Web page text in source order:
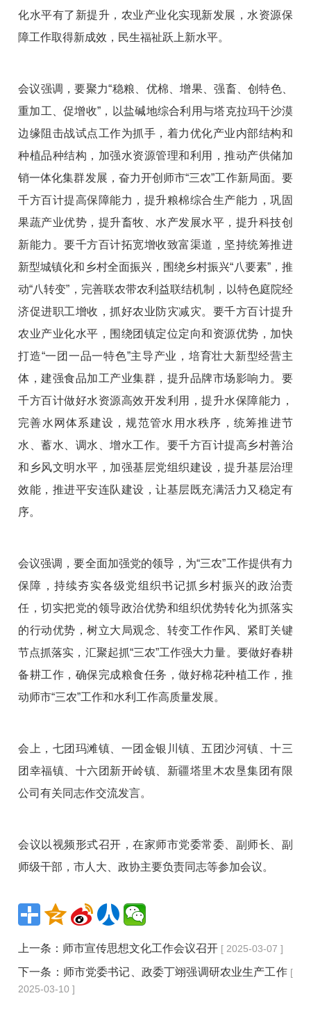
化水平有了新提升，农业产业化实现新发展，水资源保
障工作取得新成效，民生福祉跃上新水平。
会议强调，要聚力“稳粮、优棉、增果、强畜、创特色、
重加工、促增收”，以盐碱地综合利用与塔克拉玛干沙漠
边缘阻击战试点工作为抓手，着力优化产业内部结构和
种植品种结构，加强水资源管理和利用，推动产供储加
销一体化集群发展，奋力开创师市“三农”工作新局面。要
千方百计提高保障能力，提升粮棉综合生产能力，巩固
果蔬产业优势，提升畜牧、水产发展水平，提升科技创
新能力。要千方百计拓宽增收致富渠道，坚持统筹推进
新型城镇化和乡村全面振兴，围绕乡村振兴“八要素”，推
动“八转变”，完善联农带农利益联结机制，以特色庭院经
济促进职工增收，抓好农业防灾减灾。要千方百计提升
农业产业化水平，围绕团镇定位定向和资源优势，加快
打造“一团一品一特色”主导产业，培育壮大新型经营主
体，建强食品加工产业集群，提升品牌市场影响力。要
千方百计做好水资源高效开发利用，提升水保障能力，
完善水网体系建设，规范管水用水秩序，统筹推进节
水、蓄水、调水、增水工作。要千方百计提高乡村善治
和乡风文明水平，加强基层党组织建设，提升基层治理
效能，推进平安连队建设，让基层既充满活力又稳定有
序。
会议强调，要全面加强党的领导，为“三农”工作提供有力
保障，持续夯实各级党组织书记抓乡村振兴的政治责
任，切实把党的领导政治优势和组织优势转化为抓落实
的行动优势，树立大局观念、转变工作作风、紧盯关键
节点抓落实，汇聚起抓“三农”工作强大力量。要做好春耕
备耕工作，确保完成粮食任务，做好棉花种植工作，推
动师市“三农”工作和水利工作高质量发展。
会上，七团玛滩镇、一团金银川镇、五团沙河镇、十三
团幸福镇、十六团新开岭镇、新疆塔里木农垦集团有限
公司有关同志作交流发言。
会议以视频形式召开，在家师市党委常委、副师长、副
师级干部，市人大、政协主要负责同志等参加会议。
上一条： 师市宣传思想文化工作会议召开 [ 2025-03-07 ]
下一条： 师市党委书记、政委丁翊强调研农业生产工作 [
2025-03-10 ]